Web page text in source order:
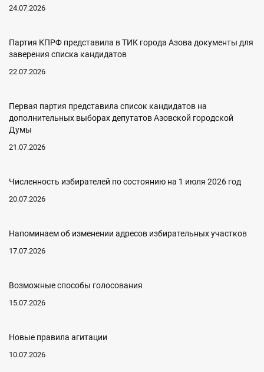
24.07.2026
Партия КПРФ представила в ТИК города Азова документы для
заверения списка кандидатов
22.07.2026
Первая партия представила список кандидатов на
дополнительных выборах депутатов Азовской городской
Думы
21.07.2026
Численность избирателей по состоянию на 1 июля 2026 год
20.07.2026
Напоминаем об изменении адресов избирательных участков
17.07.2026
Возможные способы голосования
15.07.2026
Новые правила агитации
10.07.2026